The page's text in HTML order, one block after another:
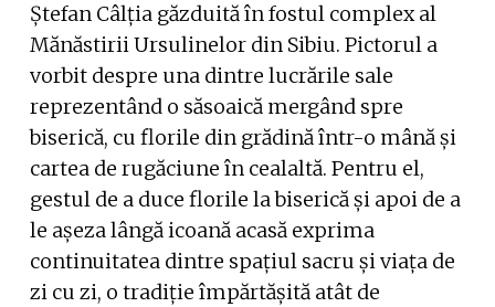
Ștefan Câlția găzduită în fostul complex al
Mănăstirii Ursulinelor din Sibiu. Pictorul a
vorbit despre una dintre lucrările sale
reprezentând o săsoaică mergând spre
biserică, cu florile din grădină într-o mână și
cartea de rugăciune în cealaltă. Pentru el,
gestul de a duce florile la biserică și apoi de a
le așeza lângă icoană acasă exprima
continuitatea dintre spațiul sacru și viața de
zi cu zi, o tradiție împărtășită atât de